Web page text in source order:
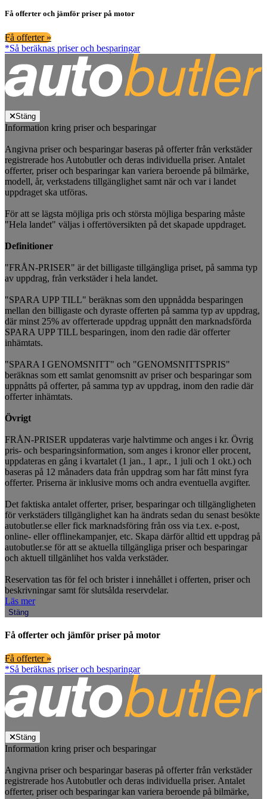
Få offerter och jämför priser på motor
Få offerter »
*Så beräknas priser och besparingar
Stäng
Information kring priser och besparingar
Angivna priser och besparingar baseras på offerter från verkstäder
registrerade hos Autobutler och deras individuella priser. Antalet
offerter, priser och besparingar kan variera beroende på bilmärke,
modell, år, verkstadens tillgänglighet samt när och var i landet
uppdraget ska utföras.
För att se lägsta möjliga pris och största möjliga besparing måste
"Hela landet" väljas i offertöversikten på det skapade uppdraget.
Definitioner
"FRÅN-PRISER" är det billigaste tillgängliga priset, på samma typ
av uppdrag, från verkstäder i hela landet.
"SPARA UPP TILL" beräknas som den uppnådda besparingen
mellan den billigaste och dyraste offerten på samma typ av uppdrag,
där minst 25% av offerterade uppdrag uppnått den marknadsförda
SPARA UPP TILL besparingen, inom den radie där offerter
inhämtats.
"SPARA I GENOMSNITT" och "GENOMSNITTSPRIS"
beräknas som ett samlat genomsnitt av priser och besparingar som
uppnåtts på offerter, på samma typ av uppdrag, inom den radie där
offerter inhämtats.
Övrigt
FRÅN-PRISER uppdateras varje halvtimme och anges i kr. Övrig
pris- och besparingsinformation, som anges i kronor eller procent,
uppdateras en gång i kvartalet (1 jan., 1 apr., 1 juli och 1 okt.) och
baseras på 12 månaders data från uppdrag som har fått minst fyra
offerter. Priserna är inklusive moms och andra eventuella avgifter.
Det faktiska antalet offerter, priser, besparingar och tillgängligheten
för verkstäders tillgänglighet kan ha ändrats sedan du senast besökte
autobutler.se eller fick marknadsföring från oss via t.ex. e-post,
online- eller offlinekampanjer, etc. Skapa därför alltid ett uppdrag på
autobutler.se för att se aktuella tillgängliga priser och besparingar
och aktuell tillgänlihet hos valda verkstäder.
Reservation tas för fel och brister i innehållet i offerten, priser och
beskrivningar samt för slutsålda reservdelar.
Läs mer
Stäng
Få offerter och jämför priser på motor
Få offerter »
*Så beräknas priser och besparingar
Stäng
Information kring priser och besparingar
Angivna priser och besparingar baseras på offerter från verkstäder
registrerade hos Autobutler och deras individuella priser. Antalet
offerter, priser och besparingar kan variera beroende på bilmärke,